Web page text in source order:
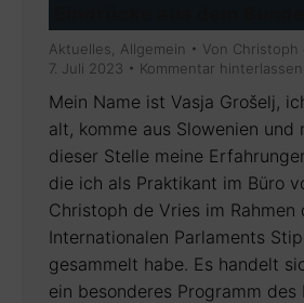
Aktuelles Allgemein Von Christoph
7. Juli 2023
Kommentar hinterlassen
Mein Name ist Vasja Grošelj,
alt, komme aus Slowenien und
dieser Stelle meine
die ich als Praktikant im Büro
Christoph de Vries im Rahmen
Internationalen Parlaments
gesammelt habe. Es handelt
ein besonderes Programm des